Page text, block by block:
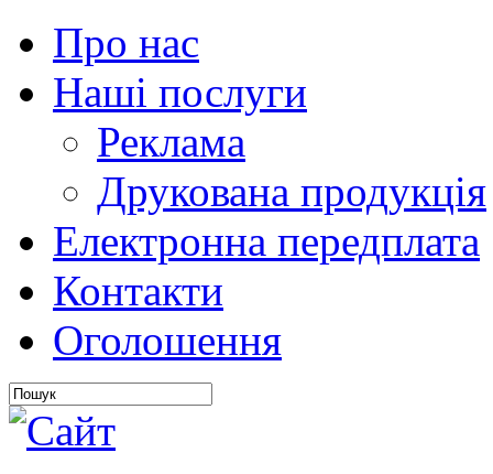
Про нас
Наші послуги
Реклама
Друкована продукція
Електронна передплата
Контакти
Оголошення